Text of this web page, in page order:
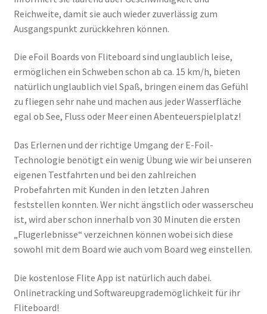
Reichweite, damit sie auch wieder zuverlässig zum
Ausgangspunkt zurückkehren können.
Die eFoil Boards von Fliteboard sind unglaublich leise,
ermöglichen ein Schweben schon ab ca. 15 km/h, bieten
natürlich unglaublich viel Spaß, bringen einem das Gefühl
zu fliegen sehr nahe und machen aus jeder Wasserfläche
egal ob See, Fluss oder Meer einen Abenteuerspielplatz!
Das Erlernen und der richtige Umgang der E-Foil-
Technologie benötigt ein wenig Übung wie wir bei unseren
eigenen Testfahrten und bei den zahlreichen
Probefahrten mit Kunden in den letzten Jahren
feststellen konnten. Wer nicht ängstlich oder wasserscheu
ist, wird aber schon innerhalb von 30 Minuten die ersten
„Flugerlebnisse“ verzeichnen können wobei sich diese
sowohl mit dem Board wie auch vom Board weg einstellen.
Die kostenlose Flite App ist natürlich auch dabei.
Onlinetracking und Softwareupgrademöglichkeit für ihr
Fliteboard!